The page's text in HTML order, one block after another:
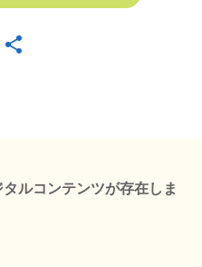
ルコンテンツが存在しま